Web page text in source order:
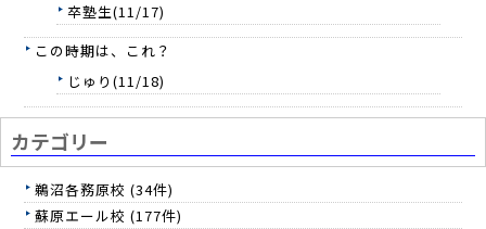
卒塾生(11/17)
この時期は、これ？
じゅり(11/18)
カテゴリー
鵜沼各務原校 (34件)
蘇原エール校 (177件)